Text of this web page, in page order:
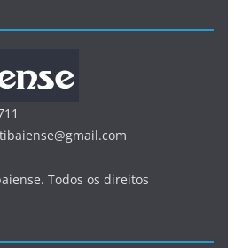
Todos os direitos